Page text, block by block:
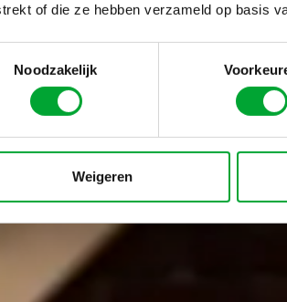
of die ze hebben verzameld op basis
Noodzakelijk
Weigeren